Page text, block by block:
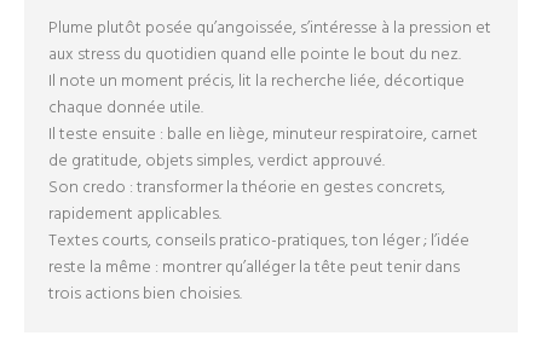
Plume plutôt posée qu’angoissée, s’intéresse à la pression et
aux stress du quotidien quand elle pointe le bout du nez.
Il note un moment précis, lit la recherche liée, décortique
chaque donnée utile.
Il teste ensuite : balle en liège, minuteur respiratoire, carnet
de gratitude, objets simples, verdict approuvé.
Son credo : transformer la théorie en gestes concrets,
rapidement applicables.
Textes courts, conseils pratico-pratiques, ton léger ; l’idée
reste la même : montrer qu’alléger la tête peut tenir dans
trois actions bien choisies.